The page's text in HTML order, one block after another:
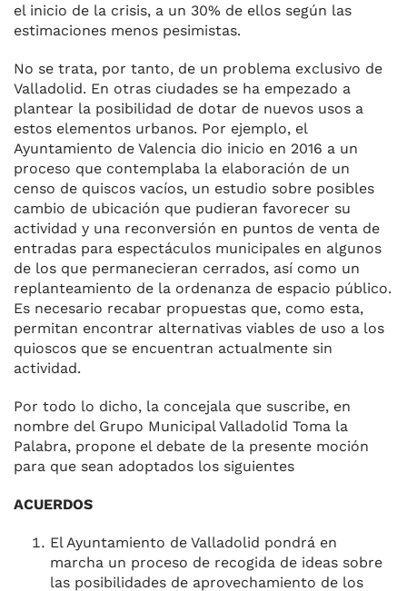
el inicio de la crisis, a un 30% de ellos según las
estimaciones menos pesimistas.
No se trata, por tanto, de un problema exclusivo de
Valladolid. En otras ciudades se ha empezado a
plantear la posibilidad de dotar de nuevos usos a
estos elementos urbanos. Por ejemplo, el
Ayuntamiento de Valencia dio inicio en 2016 a un
proceso que contemplaba la elaboración de un
censo de quiscos vacíos, un estudio sobre posibles
cambio de ubicación que pudieran favorecer su
actividad y una reconversión en puntos de venta de
entradas para espectáculos municipales en algunos
de los que permanecieran cerrados, así como un
replanteamiento de la ordenanza de espacio público.
Es necesario recabar propuestas que, como esta,
permitan encontrar alternativas viables de uso a los
quioscos que se encuentran actualmente sin
actividad.
Por todo lo dicho, la concejala que suscribe, en
nombre del Grupo Municipal Valladolid Toma la
Palabra, propone el debate de la presente moción
para que sean adoptados los siguientes
ACUERDOS
El Ayuntamiento de Valladolid pondrá en
marcha un proceso de recogida de ideas sobre
las posibilidades de aprovechamiento de los